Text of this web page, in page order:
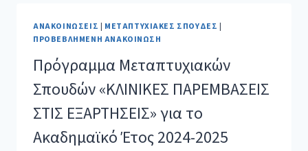
ΑΝΑΚΟΙΝΏΣΕΙΣ | ΜΕΤΑΠΤΥΧΙΑΚΈΣ ΣΠΟΥΔΈΣ |
ΠΡΟΒΕΒΛΗΜΈΝΗ ΑΝΑΚΟΊΝΩΣΗ
Πρόγραμμα Μεταπτυχιακών
Σπουδών «ΚΛΙΝΙΚΕΣ ΠΑΡΕΜΒΑΣΕΙΣ
ΣΤΙΣ ΕΞΑΡΤΗΣΕΙΣ» για το
Ακαδημαϊκό Έτος 2024-2025